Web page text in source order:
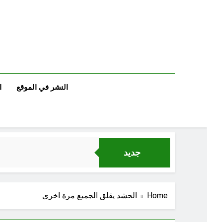
النشر في الموقع
جديد
خطب صلاة الجمعة (ح 25) (البصيرة: القرآن والعترة)
Home الحشد يقلق الجميع مرة اخرى